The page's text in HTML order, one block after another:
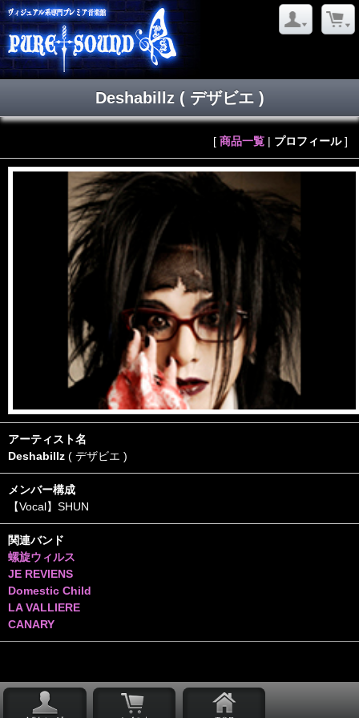
Deshabillz( デザビエ )
[ 商品一覧 | プロフィール]
アーティスト名
Deshabillz ( デザビエ )
メンバー構成
【Vocal】SHUN
関連バンド
螺旋ウィルス
JE REVIENS
Domestic Child
LA VALLIERE
CANARY